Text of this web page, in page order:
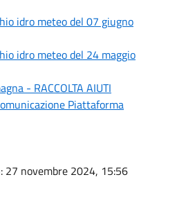
idro meteo del 07 giugno
idro meteo del 24 maggio
- RACCOLTA AIUTI
Piattaforma
: 27 novembre 2024, 15:56